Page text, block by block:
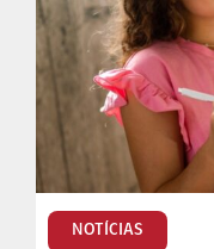
NOTÍCIAS